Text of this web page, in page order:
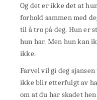
Og det er ikke det at
forhold sammen med
til å tro på deg. Hun er
hun har. Men hun kan
ikke.
Farvel vil gi deg
ikke blir etterfulgt av
om at du har skadet